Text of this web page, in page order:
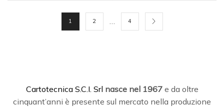
1 2 … 4
Cartotecnica S.C.I. Srl nasce nel 1967e da oltre
cinquant’anni è presente sul mercato nella produzione